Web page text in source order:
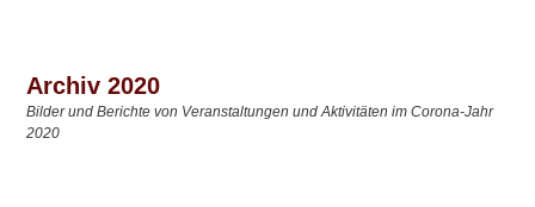
Archiv 2020
Bilder und Berichte von Veranstaltungen und Aktivitäten im Corona-Jahr
2020